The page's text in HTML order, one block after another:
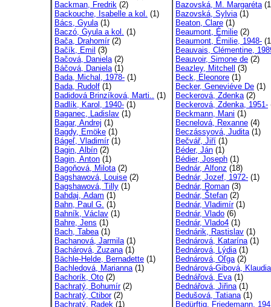
Backman, Fredrik (2)
Backouche, Isabelle a kol. (1)
Bács, Gyula(1)
Baczó, Gyula a kol. (1)
Bača, Drahomír(2)
Bačík, Emil (3)
Bačová, Daniela(2)
Báčová, Daniela(1)
Bada, Michal, 1978- (1)
Bada, Rudolf (1)
Badidová Brinzíková, Marti.. (1)
Badlík, Karol, 1940- (1)
Baganec, Ladislav (1)
Bagar, Andrej (1)
Bagdy, Emöke (1)
Bágeľ, Vladimír(1)
Bagin, Albín (2)
Bagin, Anton (1)
Bagoňová, Milota(2)
Bagshawová, Louise (2)
Bagshawová, Tilly (1)
Bahdaj, Adam (1)
Bahn, Paul G. (1)
Bahník, Václav (1)
Bahre, Jens (1)
Bach, Tabea(1)
Bachanová, Jarmila(1)
Bachárová, Zuzana(1)
Bächle-Helde, Bernadette (1)
Bachledová, Marianna(1)
Bachorík, Oto (2)
Bachratý, Bohumír(2)
Bachratý, Ctibor(2)
Bachratý, Radek (1)
Bazovská, M. Margaréta
Bazovská, Sylvia(1)
Beaton, Clare (1)
Beaumont, Émilie (2)
Beaumont, Émilie, 1948-
Beauvais, Clémentine,
Beauvoir, Simone de (2)
Beazley, Mitchell
(3)
Beck, Eleonore (1)
Becker, Geneviéve De (1)
Beckerová, Zdenka(2)
Beckerová, Zdenka, 1951-
Beckmann, Mani (1)
Becnelová, Rexanne (4)
Beczássyová, Judita(1)
Bečvář, Jiří (1)
Béder, Ján (1)
Bédier, Joseph (1)
Bednár, Alfonz (18)
Bednár, Jozef, 1972- (1)
Bednár, Roman (3)
Bednár, Štefan (2)
Bednár, Vladimír(1)
Bednár, Vlado (6)
Bednár, Vlado4 (1)
Bednárik, Rastislav (1)
Bednárová, Katarína(1)
Bednárová, Lýdia(1)
Bednárová, Oľga(2)
Bednárová-Gibová,
Bednářová, Eva(1)
Bednářová, Jiřina(1)
Bedušová, Tatiana(1)
Bedürftig, Friedemann,